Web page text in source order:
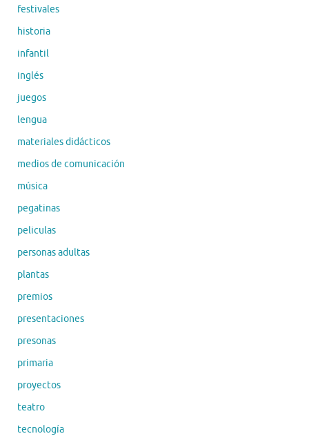
festivales
historia
infantil
inglés
juegos
lengua
materiales didácticos
medios de comunicación
música
pegatinas
peliculas
personas adultas
plantas
premios
presentaciones
presonas
primaria
proyectos
teatro
tecnología